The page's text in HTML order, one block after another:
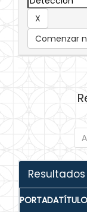
Comenzar
PORTADATÍTULO